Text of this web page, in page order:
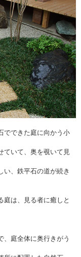
でできた庭に向かう小
ていて、奥を覗いて見
い、鉄平石の道が続き
庭は、見る者に癒しと
、庭全体に奥行きがう